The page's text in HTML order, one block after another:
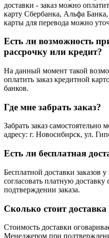
доставки - заказ можно
карту Сбербанка, Альфа
карты для перевода можно
Есть ли возможность
рассрочку или кредит?
На данный момент такой
оплатить заказ кредитной
банков.
Где мне забрать заказ?
Забрать заказ
адресу: г. Новосибирск, ул.
Есть ли бесплатная
Бесплатной доставки заказов
согласовать платную
подтверждении заказа.
Сколько стоит доставка
Стоимость доставки
Менеджером при